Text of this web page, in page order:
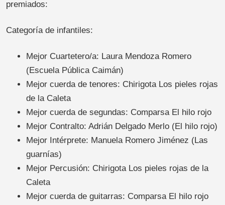
premiados:
Categoría de infantiles:
Mejor Cuartetero/a: Laura Mendoza Romero
(Escuela Pública Caimán)
Mejor cuerda de tenores: Chirigota Los pieles rojas
de la Caleta
Mejor cuerda de segundas: Comparsa El hilo rojo
Mejor Contralto: Adrián Delgado Merlo (El hilo rojo)
Mejor Intérprete: Manuela Romero Jiménez (Las
guarnías)
Mejor Percusión: Chirigota Los pieles rojas de la
Caleta
Mejor cuerda de guitarras: Comparsa El hilo rojo